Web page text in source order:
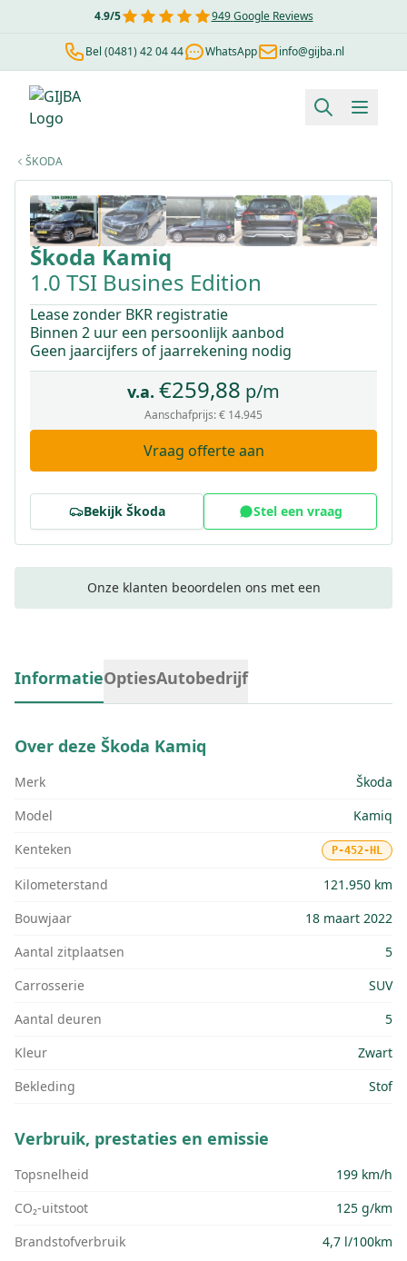
4.9/5 949 Google Reviews
Bel (0481) 42 04 44 WhatsApp info@gijba.nl
Financial lease berekenen
ŠKODA
ŠkodaKamiq
1.0 TSI Busines Edition
Lease zonder BKR registratie
Binnen 2 uur een persoonlijk aanbod
Geen jaarcijfers of jaarrekening nodig
v.a. €259,88 p/m
Aanschafprijs:€ 14.945
Vraag offerte aan
Bekijk Škoda Stel een vraag
Onze klanten beoordelen ons met een
InformatieOptiesAutobedrijf
Over deze Škoda Kamiq
Merk
Škoda
Model
Kamiq
Kenteken
P-452-HL
Kilometerstand
121.950 km
Bouwjaar
18 maart 2022
Aantal zitplaatsen
5
Carrosserie
SUV
Aantal deuren
5
Kleur
Zwart
Bekleding
Stof
Verbruik, prestaties en emissie
Topsnelheid
199 km/h
CO₂-uitstoot
125 g/km
Brandstofverbruik
4,7 l/100km